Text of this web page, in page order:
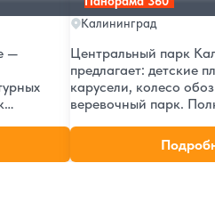
—
Калининград
Центральный парк
предлагает: детские
карусели, колесо
веревочный парк.
до главного парка